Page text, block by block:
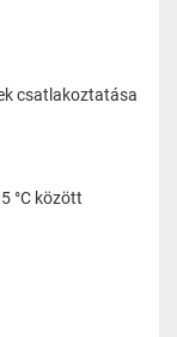
csatlakoztatása
°C között